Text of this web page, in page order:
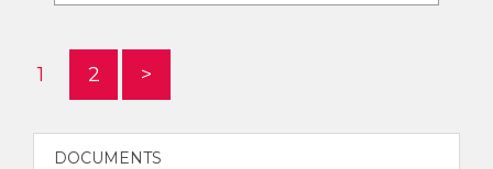
1 2 >
DOCUMENTS